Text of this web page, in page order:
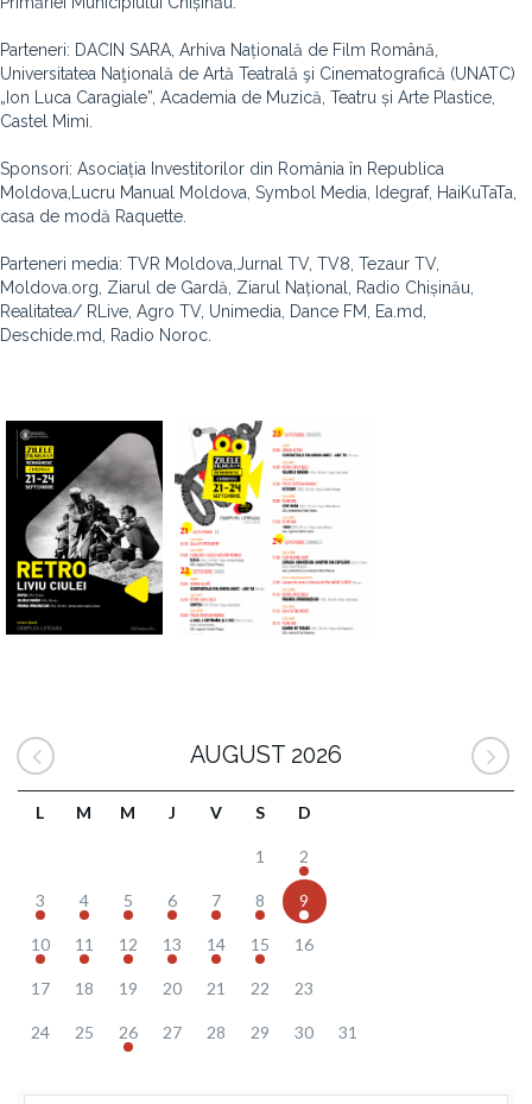
Parteneri: DACIN SARA, Arhiva Națională de Film Română,
Universitatea Naţională de Artă Teatrală şi Cinematografică (UNATC)
„Ion Luca Caragiale”, Academia de Muzică, Teatru și Arte Plastice,
Castel Mimi.
Sponsori: Asociația Investitorilor din România în Republica
Moldova,Lucru Manual Moldova, Symbol Media, Idegraf, HaiKuTaTa,
casa de modă Raquette.
Parteneri media: TVR Moldova,Jurnal TV, TV8, Tezaur TV,
Moldova.org, Ziarul de Gardă, Ziarul Național, Radio Chișinău,
Realitatea/ RLive, Agro TV, Unimedia, Dance FM, Ea.md,
Deschide.md, Radio Noroc.
AUGUST 2026
L M M J V S D
1 2
3 4 5 6 7 8 9
10 11 12 13 14 15 16
17 18 19 20 21 22 23
24 25 26 27 28 29 30 31